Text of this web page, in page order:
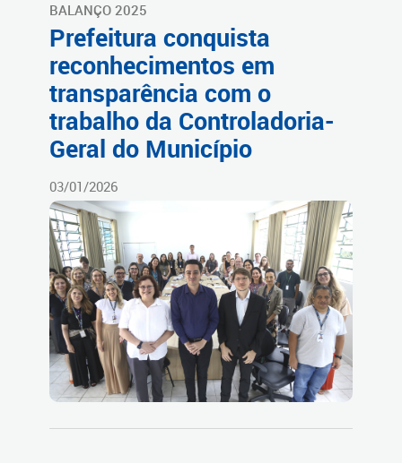
BALANÇO 2025
Prefeitura conquista
reconhecimentos em
transparência com o
trabalho da Controladoria-
Geral do Município
03/01/2026